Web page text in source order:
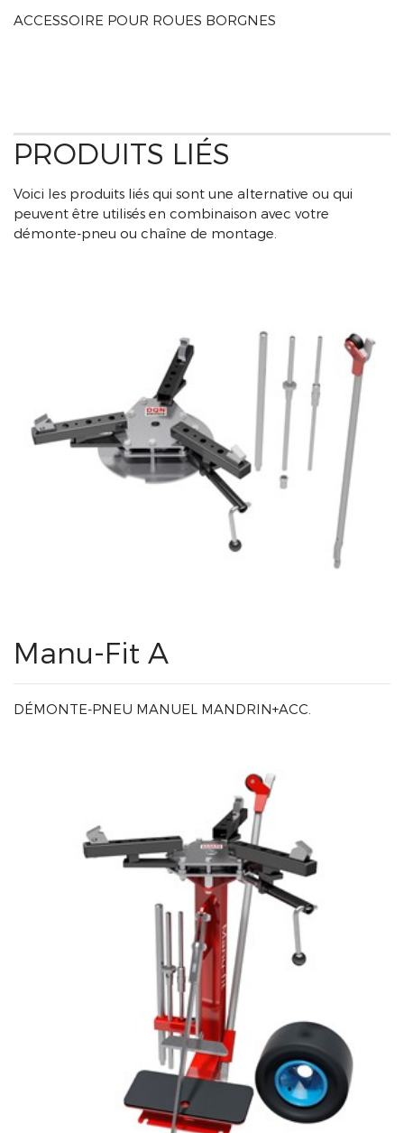
ACCESSOIRE POUR ROUES BORGNES
PRODUITS LIÉS
Voici les produits liés qui sont une alternative ou qui
peuvent être utilisés en combinaison avec votre
démonte-pneu ou chaîne de montage.
Manu-Fit A
DÉMONTE-PNEU MANUEL MANDRIN+ACC.